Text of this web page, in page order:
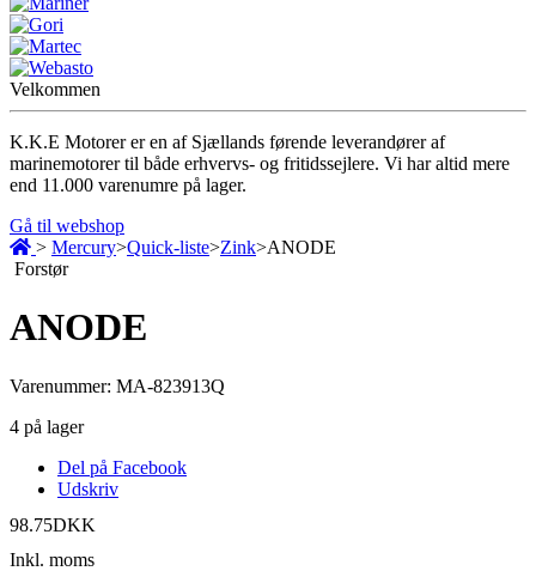
Velkommen
K.K.E Motorer er en af Sjællands førende leverandører af
marinemotorer til både erhvervs- og fritidssejlere. Vi har altid mere
end 11.000 varenumre på lager.
Gå til webshop
> Mercury>Quick-liste>Zink>ANODE
Forstør
ANODE
Varenummer: MA-823913Q
4 på lager
Del på Facebook
Udskriv
98.75DKK
Inkl. moms